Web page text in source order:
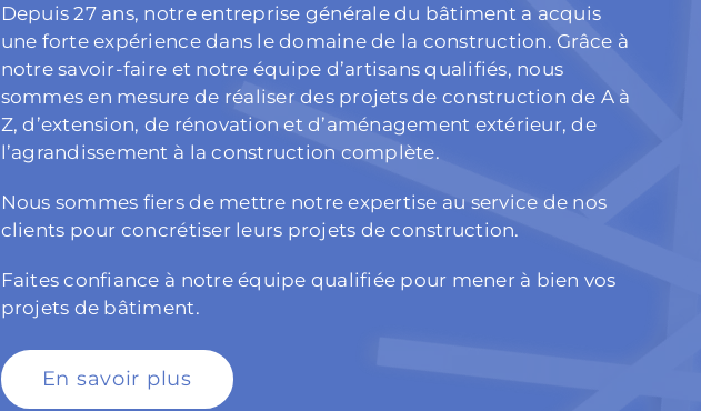
Depuis 27 ans, notre entreprise générale du bâtiment a acquis
une forte expérience dans le domaine de la construction. Grâce à
notre savoir-faire et notre équipe d’artisans qualifiés, nous
sommes en mesure de réaliser des projets de construction de A à
Z, d’extension, de rénovation et d’aménagement extérieur, de
l’agrandissement à la construction complète.
Nous sommes fiers de mettre notre expertise au service de nos
clients pour concrétiser leurs projets de construction.
Faites confiance à notre équipe qualifiée pour mener à bien vos
projets de bâtiment.
En savoir plus